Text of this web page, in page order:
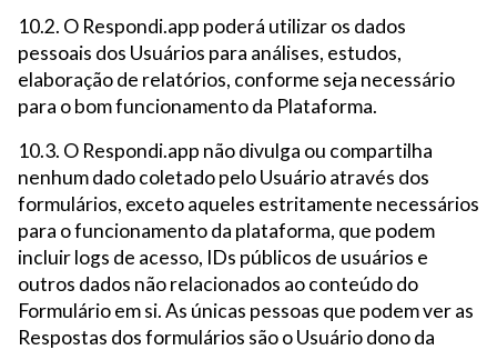
10.2. O Respondi.app poderá utilizar os dados
pessoais dos Usuários para análises, estudos,
elaboração de relatórios, conforme seja necessário
para o bom funcionamento da Plataforma.
10.3. O Respondi.app não divulga ou compartilha
nenhum dado coletado pelo Usuário através dos
formulários, exceto aqueles estritamente necessários
para o funcionamento da plataforma, que podem
incluir logs de acesso, IDs públicos de usuários e
outros dados não relacionados ao conteúdo do
Formulário em si. As únicas pessoas que podem ver as
Respostas dos formulários são o Usuário dono da